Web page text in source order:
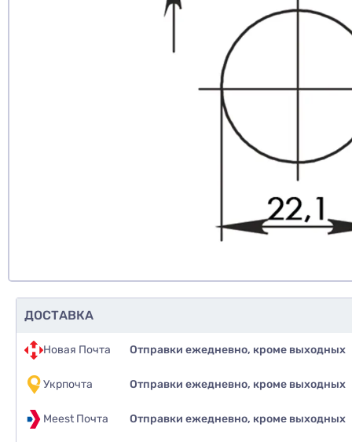
ДОСТАВКА
Новая Почта Отправки ежедневно, кроме выходных
Укрпочта Отправки ежедневно, кроме выходных
Meest Почта Отправки ежедневно, кроме выходных